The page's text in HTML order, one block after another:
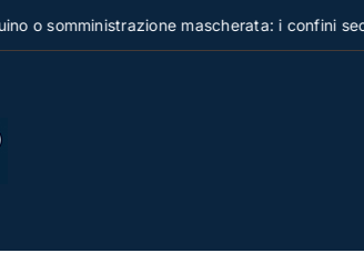
mascherata: i confini secondo